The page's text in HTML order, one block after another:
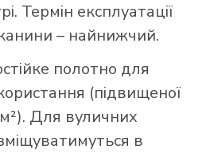
Термін експлуатації
– найнижчий.
полотно для
(підвищеної
Для вуличних
в